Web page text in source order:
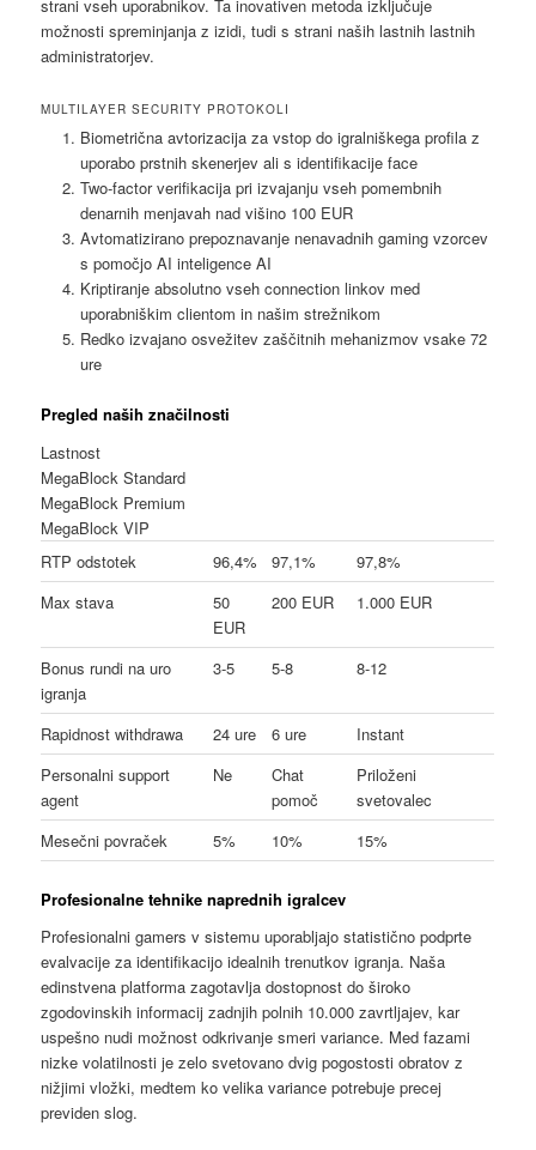
strani vseh uporabnikov. Ta inovativen metoda izključuje
možnosti spreminjanja z izidi, tudi s strani naših lastnih lastnih
administratorjev.
MULTILAYER SECURITY PROTOKOLI
Biometrična avtorizacija za vstop do igralniškega profila z
uporabo prstnih skenerjev ali s identifikacije face
Two-factor verifikacija pri izvajanju vseh pomembnih
denarnih menjavah nad višino 100 EUR
Avtomatizirano prepoznavanje nenavadnih gaming vzorcev
s pomočjo AI inteligence AI
Kriptiranje absolutno vseh connection linkov med
uporabniškim clientom in našim strežnikom
Redko izvajano osvežitev zaščitnih mehanizmov vsake 72
ure
Pregled naših značilnosti
Lastnost
MegaBlock Standard
MegaBlock Premium
MegaBlock VIP
RTP odstotek
96,4% 97,1%
97,8%
Max stava
50
EUR
200 EUR 1.000 EUR
Bonus rundi na uro
igranja
3-5 5-8 8-12
Rapidnost withdrawa 24 ure 6 ure
Instant
Personalni support
agent
Ne
Chat
pomoč
Priloženi
svetovalec
Mesečni povraček
5% 10% 15%
Profesionalne tehnike naprednih igralcev
Profesionalni gamers v sistemu uporabljajo statistično podprte
evalvacije za identifikacijo idealnih trenutkov igranja. Naša
edinstvena platforma zagotavlja dostopnost do široko
zgodovinskih informacij zadnjih polnih 10.000 zavrtljajev, kar
uspešno nudi možnost odkrivanje smeri variance. Med fazami
nizke volatilnosti je zelo svetovano dvig pogostosti obratov z
nižjimi vložki, medtem ko velika variance potrebuje precej
previden slog.